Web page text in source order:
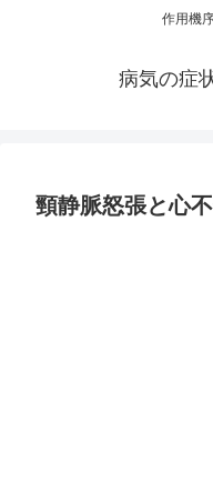
作用機
病気の症
頸静脈怒張と心